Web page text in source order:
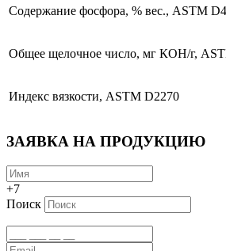
Содержание фосфора, % вес., ASTM
Общее щелочное число, мг КОН/г,
Индекс вязкости, ASTM D2270
ЗАЯВКА НА ПРОДУКЦИЮ
+7
Поиск